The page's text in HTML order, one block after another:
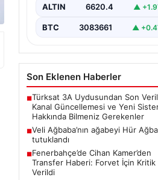
ALTIN 6620.4 ▲
BTC 3083661 ▲
Son Eklenen Haberler
■Türksat 3A Uydusundan Son
Kanal Güncellemesi ve Yeni
Hakkında Bilmeniz Gerekenler
■Veli Ağbaba’nın ağabeyi Hür
tutuklandı
■Fenerbahçe’de Cihan Kamer’den
Transfer Haberi: Forvet İçin Kritik
Verildi